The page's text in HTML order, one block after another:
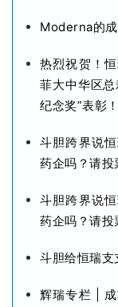
Moderna的
热烈祝贺！
菲大中华区
纪念奖”表彰！
斗胆跨界说
药企吗？请投
斗胆跨界说
药企吗？请投
斗胆给恒瑞支
辉瑞专栏 |